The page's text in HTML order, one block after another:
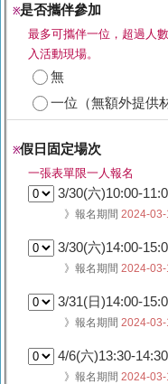
※是否攜伴參加
最多可攜伴一位，超過人
入活動現場。
無
一位（無額外提供
※假日固定場次
一張表單限一人報名
3/30(六)10:00-
》報名期間 2024-
3/30(六)14:00-
》報名期間 2024-
3/31(日)14:00-
》報名期間 2024-
4/6(六)13:30-14:30
》報名期間 2024-